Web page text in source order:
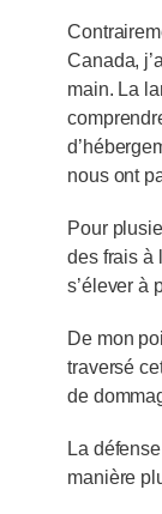
Canada,
main. La
nous ont
Pour
des frais à
s’élever à
De mon
traversé
de
La
manière